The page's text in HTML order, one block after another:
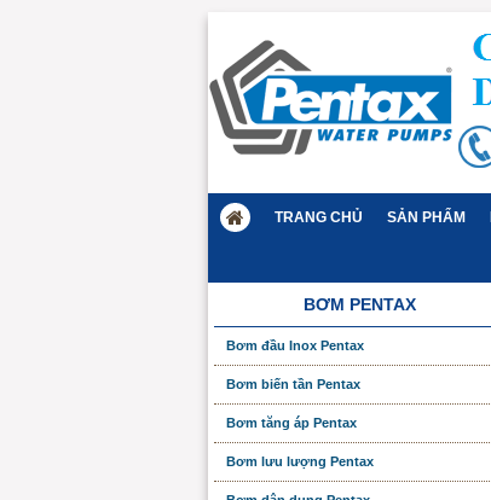
TRANG CHỦ SẢN PHẨM
BƠM PENTAX
Bơm đầu Inox Pentax
Bơm biến tần Pentax
Bơm tăng áp Pentax
Bơm lưu lượng Pentax